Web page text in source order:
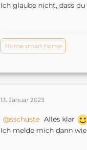
Ich glaube nicht, dass
Home smart home
13. Januar 2023
sschuste Alles klar
Ich melde mich dann